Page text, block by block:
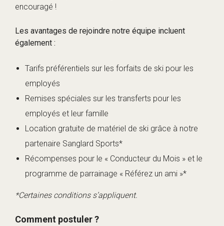
encouragé !
Les avantages de rejoindre notre équipe incluent
également :
Tarifs préférentiels sur les forfaits de ski pour les
employés
Remises spéciales sur les transferts pour les
employés et leur famille
Location gratuite de matériel de ski grâce à notre
partenaire Sanglard Sports*
Récompenses pour le « Conducteur du Mois » et le
programme de parrainage « Référez un ami »*
*Certaines conditions s’appliquent.
Comment postuler ?